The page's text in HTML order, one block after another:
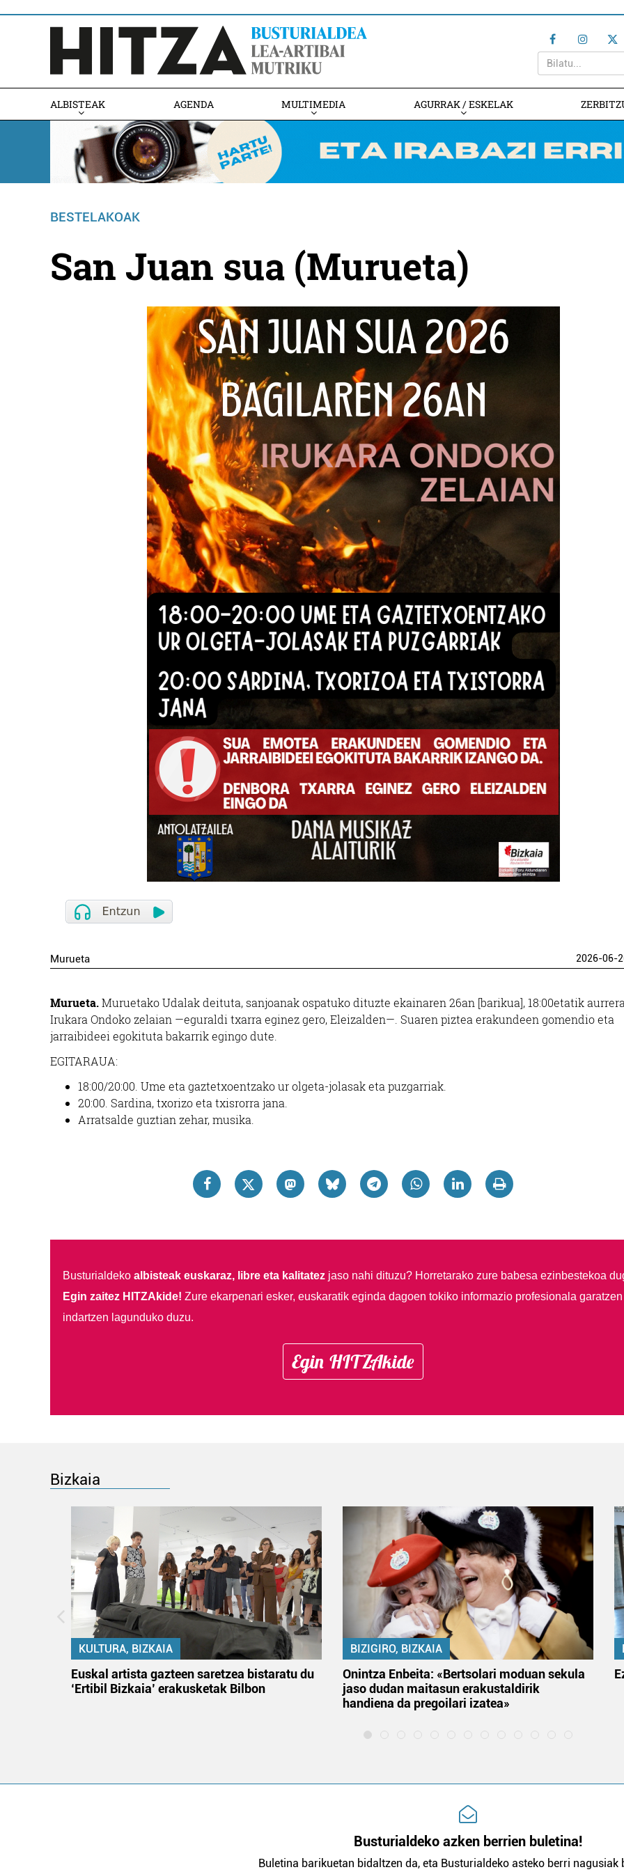
ALBISTEAK AGENDA MULTIMEDIA AGURRAK / ESKELAK
BESTELAKOAK
San Juan sua (Murueta)
Murueta 2026-06-
Murueta.Muruetako Udalak deituta, sanjoanak ospatuko dituzte ekainaren 26an [barikua], 18:00etatik
Irukara Ondoko zelaian —eguraldi txarra eginez gero, Eleizalden—. Suaren piztea erakundeen gomendio eta
jarraibideei egokituta bakarrik egingo dute.
EGITARAUA:
18:00/20:00. Ume eta gaztetxoentzako ur olgeta-jolasak eta puzgarriak.
20:00. Sardina, txorizo eta txisrorra jana.
Arratsalde guztian zehar, musika.
Busturialdeko albisteak euskaraz, libre eta kalitatezjaso nahi dituzu? Horretarako zure babesa ezinbestekoa
Egin zaitez HITZAkide! Zure ekarpenari esker, euskaratik eginda dagoen tokiko informazio profesionala garatzen
indartzen lagunduko duzu.
Egin HITZAkide
Bizkaia
KULTURA, BIZKAIA
Euskal artista gazteen saretzea bistaratu du
‘Ertibil Bizkaia’ erakusketak Bilbon
BIZIGIRO, BIZKAIA
Onintza Enbeita: «Bertsolari moduan sekula
jaso dudan maitasun erakustaldirik
handiena da pregoilari izatea»
Busturialdeko azken berrien buletina!
Buletina barikuetan bidaltzen da, eta Busturialdeko asteko berri nagusiak